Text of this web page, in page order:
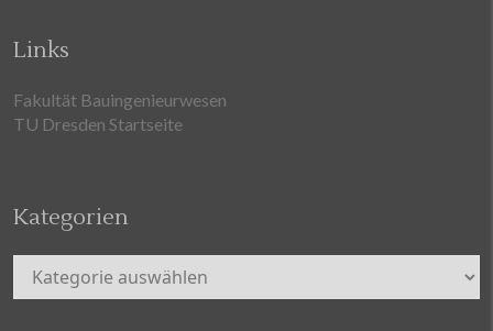
Links
Fakultät Bauingenieurwesen
TU Dresden Startseite
Kategorien
Kategorien